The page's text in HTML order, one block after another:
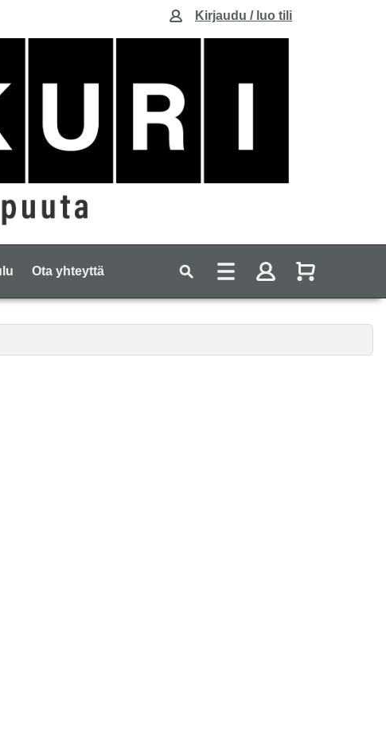
Kirjaudu / luo tili
Ota yhteyttä